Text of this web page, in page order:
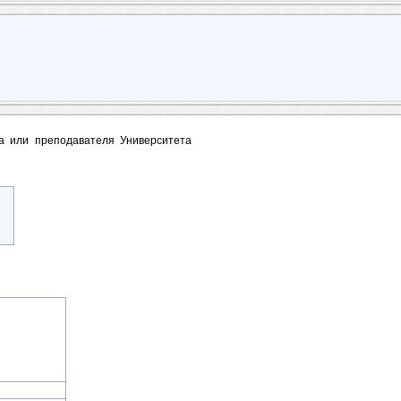
или преподавателя Университета